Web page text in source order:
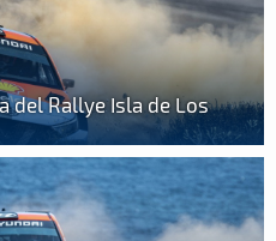
del Rallye Isla de Los